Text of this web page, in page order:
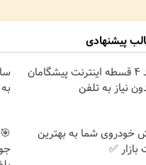
پیشنهادی
خرید 4 قسطه اینترنت پیشگامان
نیاز به تلفن
خودروی شما به بهترین
✅